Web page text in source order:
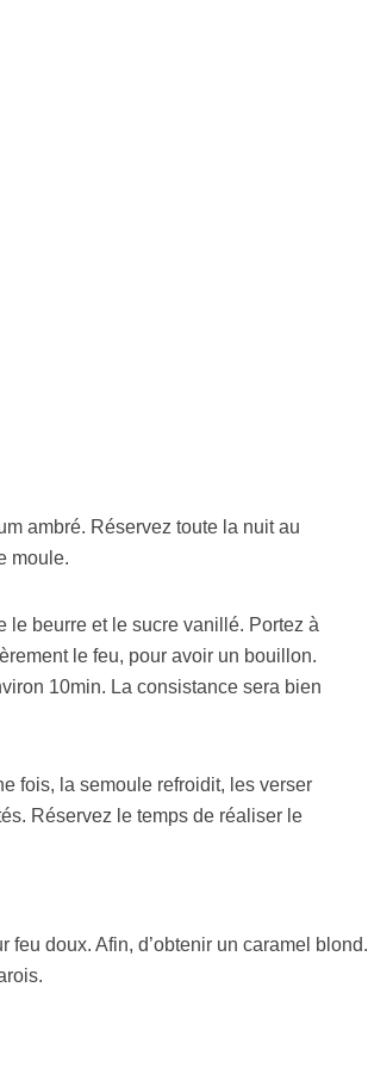
ambré. Réservez toute la nuit au
moule.
le beurre et le sucre vanillé. Portez à
le feu, pour avoir un bouillon.
10min. La consistance sera bien
fois, la semoule refroidit, les verser
Réservez le temps de réaliser le
feu doux. Afin, d’obtenir un caramel blond.